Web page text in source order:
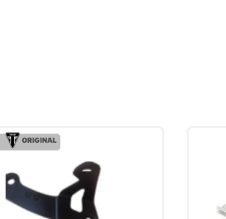
ORIGINAL